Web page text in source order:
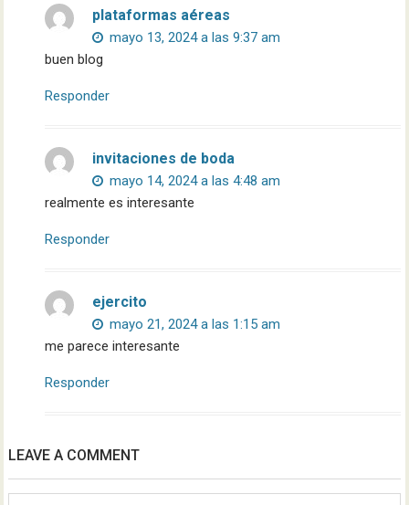
plataformas aéreas
mayo 13, 2024 a las 9:37 am
buen blog
Responder
invitaciones de boda
mayo 14, 2024 a las 4:48 am
realmente es interesante
Responder
ejercito
mayo 21, 2024 a las 1:15 am
me parece interesante
Responder
LEAVE A COMMENT